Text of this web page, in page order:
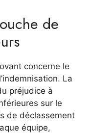
de
concerne le
La
préjudice à
sur le
de déclassement
équipe,